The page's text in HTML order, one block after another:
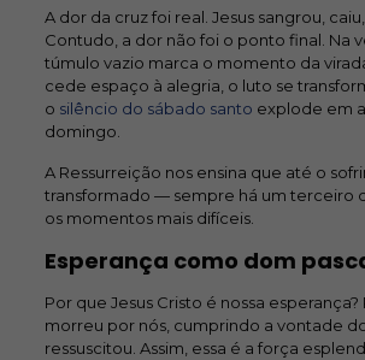
A dor da cruz foi real. Jesus sangrou,
Contudo, a dor não foi o ponto final. Na
túmulo vazio marca o momento da
cede espaço à alegria, o luto se
o silêncio do sábado santo explode em
domingo.
A Ressurreição nos ensina que até o
transformado — sempre há um terceiro
os momentos mais difíceis.
Esperança como dom
Por que Jesus Cristo é nossa esperança?
morreu por nós, cumprindo a vontade
ressuscitou. Assim, essa é a força